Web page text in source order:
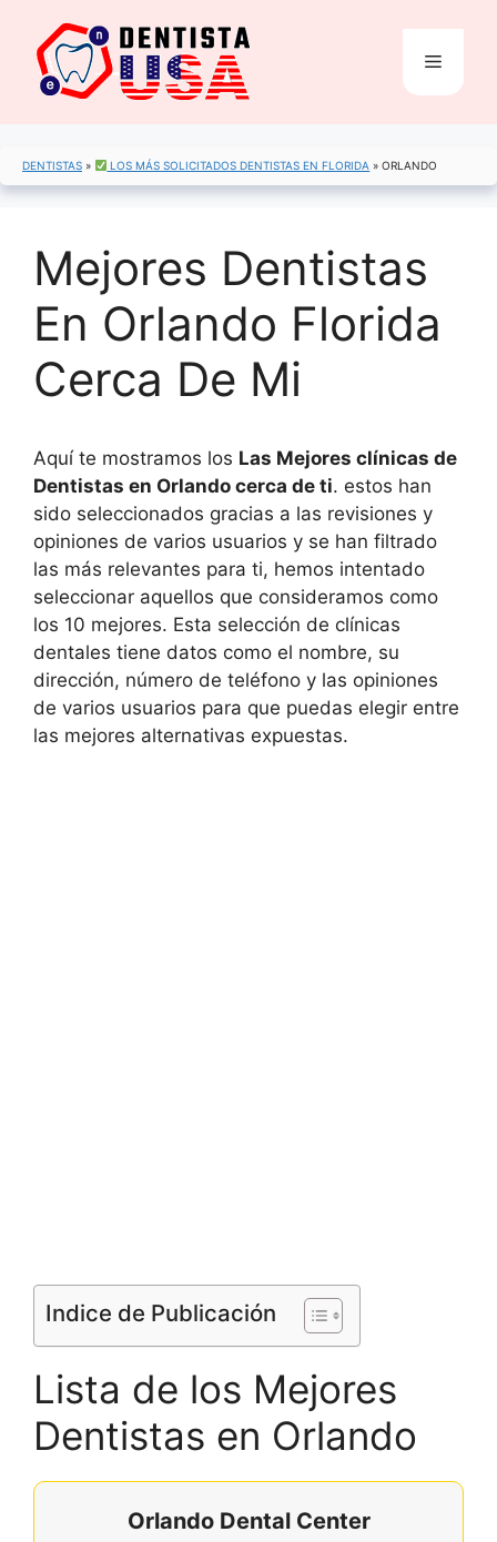
contenido
Menú
DENTISTAS » LOS MÁS SOLICITADOS DENTISTAS EN FLORIDA »ORLANDO
Mejores Dentistas
En Orlando Florida
Cerca De Mi
Aquí te mostramos los Las Mejores clínicas de
Dentistas en Orlando cerca de ti. estos han
sido seleccionados gracias a las revisiones y
opiniones de varios usuarios y se han filtrado
las más relevantes para ti, hemos intentado
seleccionar aquellos que consideramos como
los 10 mejores. Esta selección de clínicas
dentales tiene datos como el nombre, su
dirección, número de teléfono y las opiniones
de varios usuarios para que puedas elegir entre
las mejores alternativas expuestas.
Indice de Publicación
Lista de los Mejores
Dentistas en Orlando
Orlando Dental Center